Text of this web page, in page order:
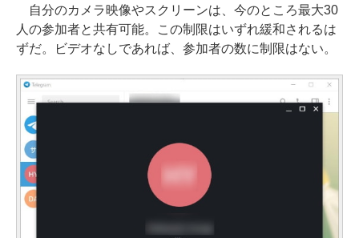
自分のカメラ映像やスクリーンは、今のところ最大30
人の参加者と共有可能。この制限はいずれ緩和されるは
ずだ。ビデオなしであれば、参加者の数に制限はない。